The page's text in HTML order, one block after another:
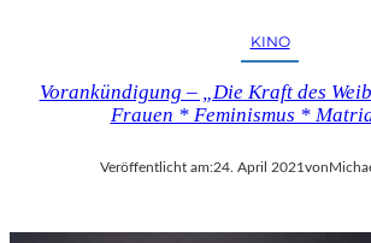
KINO
Vorankündigung – „Die Kraft des
Frauen * Feminismus *
Veröffentlicht am:24. April 2021von